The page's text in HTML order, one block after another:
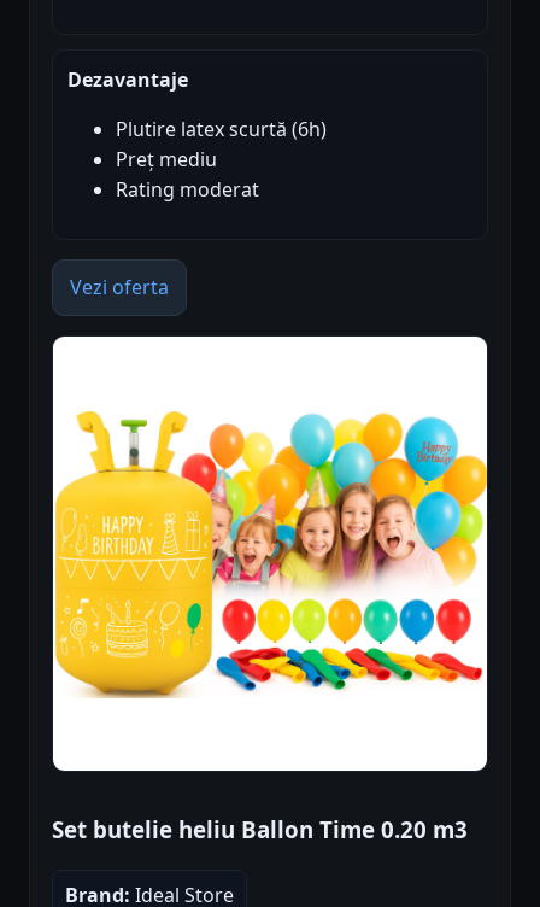
Dezavantaje
Plutire latex scurtă (6h)
Preț mediu
Rating moderat
Vezi oferta
Set butelie heliu Ballon Time 0.20 m3
Brand: Ideal Store